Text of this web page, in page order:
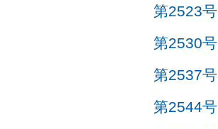
第2523号
第2530号
第2537号
第2544号